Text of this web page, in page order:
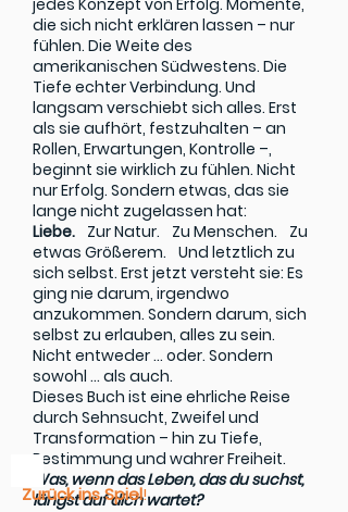
jedes Konzept von Erfolg. Momente,
die sich nicht erklären lassen – nur
fühlen. Die Weite des
amerikanischen Südwestens. Die
Tiefe echter Verbindung. Und
langsam verschiebt sich alles. Erst
als sie aufhört, festzuhalten – an
Rollen, Erwartungen, Kontrolle –,
beginnt sie wirklich zu fühlen. Nicht
nur Erfolg. Sondern etwas, das sie
lange nicht zugelassen hat:
Liebe. Zur Natur. Zu Menschen. Zu
etwas Größerem. Und letztlich zu
sich selbst. Erst jetzt versteht sie: Es
ging nie darum, irgendwo
anzukommen. Sondern darum, sich
selbst zu erlauben, alles zu sein.
Nicht entweder … oder. Sondern
sowohl … als auch.
Dieses Buch ist eine ehrliche Reise
durch Sehnsucht, Zweifel und
Transformation – hin zu Tiefe,
Bestimmung und wahrer Freiheit.
Was, wenn das Leben, das du suchst,
längst auf dich wartet?
Zurück ins Spiel!